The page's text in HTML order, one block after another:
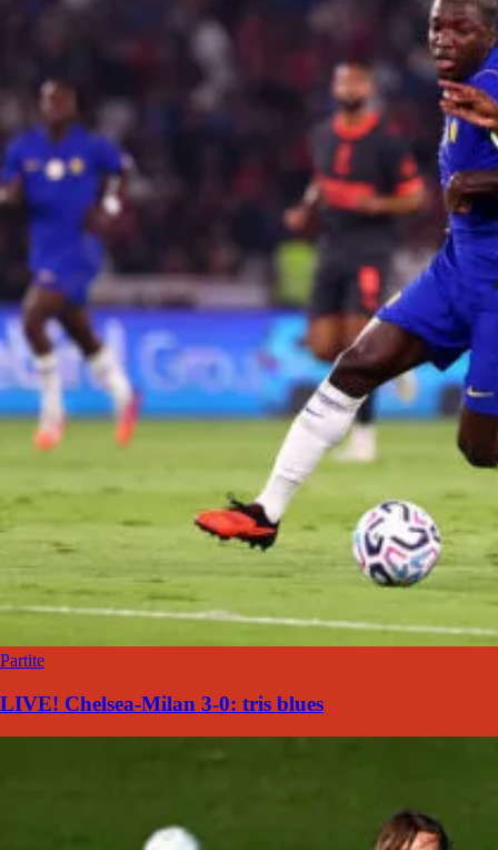
Partite
LIVE! Chelsea-Milan 3-0: tris blues